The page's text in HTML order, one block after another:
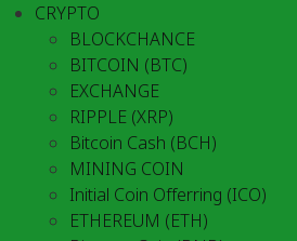
CRYPTO
BLOCKCHANCE
BITCOIN (BTC)
EXCHANGE
RIPPLE (XRP)
Bitcoin Cash (BCH)
MINING COIN
Initial Coin Offerring (ICO)
ETHEREUM (ETH)